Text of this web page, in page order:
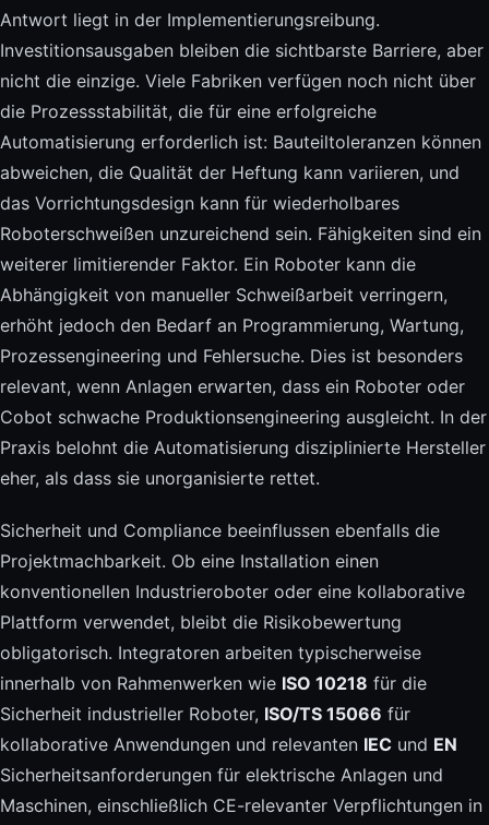
Antwort liegt in der Implementierungsreibung.
Investitionsausgaben bleiben die sichtbarste Barriere, aber
nicht die einzige. Viele Fabriken verfügen noch nicht über
die Prozessstabilität, die für eine erfolgreiche
Automatisierung erforderlich ist: Bauteiltoleranzen können
abweichen, die Qualität der Heftung kann variieren, und
das Vorrichtungsdesign kann für wiederholbares
Roboterschweißen unzureichend sein. Fähigkeiten sind ein
weiterer limitierender Faktor. Ein Roboter kann die
Abhängigkeit von manueller Schweißarbeit verringern,
erhöht jedoch den Bedarf an Programmierung, Wartung,
Prozessengineering und Fehlersuche. Dies ist besonders
relevant, wenn Anlagen erwarten, dass ein Roboter oder
Cobot schwache Produktionsengineering ausgleicht. In der
Praxis belohnt die Automatisierung disziplinierte Hersteller
eher, als dass sie unorganisierte rettet.
Sicherheit und Compliance beeinflussen ebenfalls die
Projektmachbarkeit. Ob eine Installation einen
konventionellen Industrieroboter oder eine kollaborative
Plattform verwendet, bleibt die Risikobewertung
obligatorisch. Integratoren arbeiten typischerweise
innerhalb von Rahmenwerken wie ISO 10218 für die
Sicherheit industrieller Roboter, ISO/TS 15066 für
kollaborative Anwendungen und relevanten IEC und EN
Sicherheitsanforderungen für elektrische Anlagen und
Maschinen, einschließlich CE-relevanter Verpflichtungen in